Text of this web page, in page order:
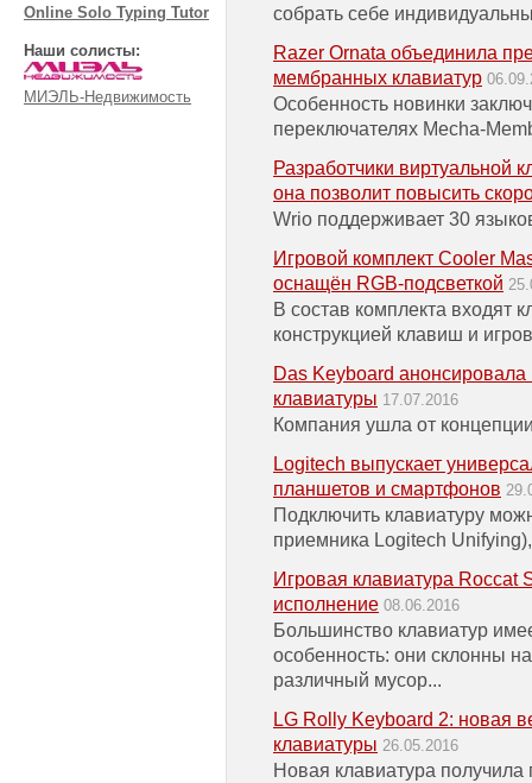
Online Solo Typing Tutor
Наши солисты:
МИЭЛЬ-Недвижимость
собрать себе
Razer Ornata объединила
мембранных клавиатур
Особенность новинки
переключателях Mecha-
Разработчики виртуальной
она позволит повысить
Wrio поддерживает 30
Игровой комплект Cooler
оснащён RGB-подсветкой
В состав комплекта входят
конструкцией клавиш и
Das Keyboard
клавиатуры 17.07.2016
Компания ушла от
Logitech выпускает
планшетов и смартфонов
Подключить клавиатуру
приемника Logitech
Игровая клавиатура Roccat
исполнение 08.06.2016
Большинство клавиатур
особенность: они склонны
различный мусор...
LG Rolly Keyboard 2: новая
клавиатуры 26.05.2016
Новая клавиатура получила